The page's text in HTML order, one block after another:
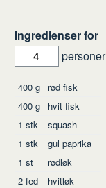
Ingredienser for
personer
Ingredienser
400g
rød fisk
400g
hvit fisk
1 stk
squash
1 stk
gul paprika
1 st
rødløk
2fed
hvitløk